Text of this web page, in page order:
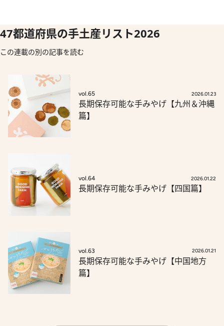
47都道府県の手土産リスト2026
この連載の別の記事を読む
vol.65 2026.01.23
長期保存可能な手みやげ【九州＆沖縄
篇】
vol.64 2026.01.22
長期保存可能な手みやげ【四国篇】
vol.63 2026.01.21
長期保存可能な手みやげ【中国地方
篇】